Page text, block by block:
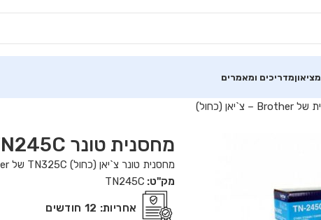
מציאוןמדריכים ומאמרים
מחסנית טונר TN245C מקורית של Brother – צ`יאן (כחול)
מחסנית טונר צ`יאן (כחול) TN325C של Brother. מדפיסה 2,200 דפים.
מק"ט: TN245C
אחריות: 12 חודשים